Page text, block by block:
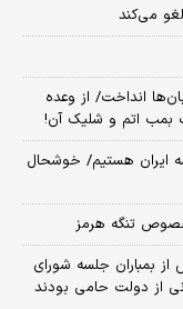
لغو می‌کند
انداخت/ از وعده
ایران هستیم/ خوشحال
تنگه هرمز
از بمباران جلسه شورای
از دولت حامی بودند